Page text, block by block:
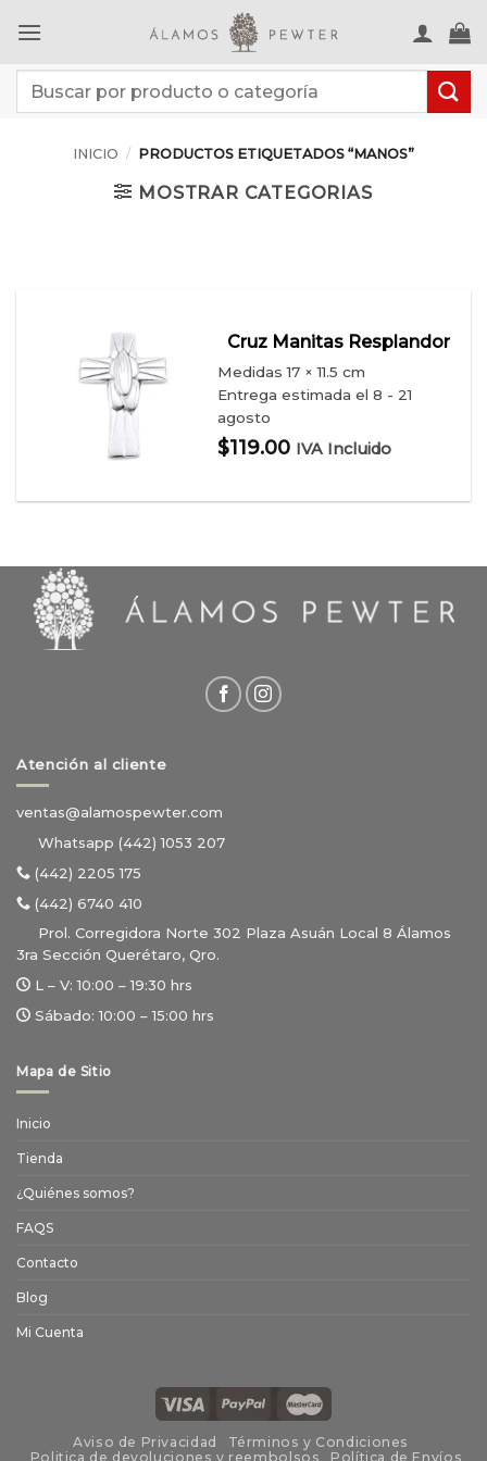
contenido
Buscar
INICIO / PRODUCTOS ETIQUETADOS “MANOS”
MOSTRAR CATEGORIAS
Cruz Manitas Resplandor
Medidas17 × 11.5 cm
Entrega estimada el 8 - 21
agosto
$119.00 IVA Incluido
Atención al cliente
ventas@alamospewter.com
Whatsapp (442) 1053 207
(442) 2205 175
(442) 6740 410
Prol. Corregidora Norte 302 Plaza Asuán Local 8 Álamos
3ra Sección Querétaro, Qro.
L – V: 10:00 – 19:30 hrs
Sábado: 10:00 – 15:00 hrs
Mapa de Sitio
Inicio
Tienda
¿Quiénes somos?
FAQS
Contacto
Blog
Mi Cuenta
Aviso de Privacidad
Términos y Condiciones
Politica de devoluciones y reembolsos
Política de Envíos